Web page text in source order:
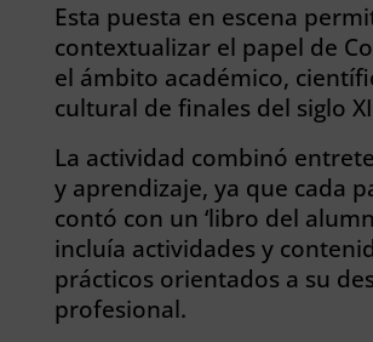
Esta puesta en escena
contextualizar el papel de
el ámbito académico,
cultural de finales del siglo
La actividad combinó
y aprendizaje, ya que cada
contó con un ‘libro del
incluía actividades y
prácticos orientados a su
profesional.